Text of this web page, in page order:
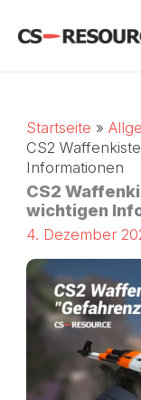
Inhalt
Startseite
CS2
Informationen
CS2
wichtigen
4. Dezember